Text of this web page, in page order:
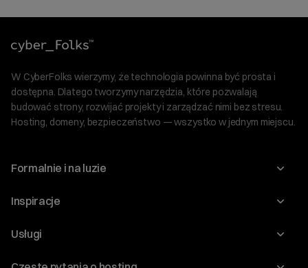
W CyberFolks wierzymy, że technologia powinna być prosta i
dostępna. Dlatego tworzymy narzędzia, które pozwalają
budować strony, rozwijać projekty i zarządzać nimi bez stresu.
Hosting, domeny, bezpieczeństwo — wszystko w jednym miejscu.
Formalnie i na luzie
O nas
Program Korzyści dla Inwestorów
Inspiracje
Blog
Usługi
Domeny